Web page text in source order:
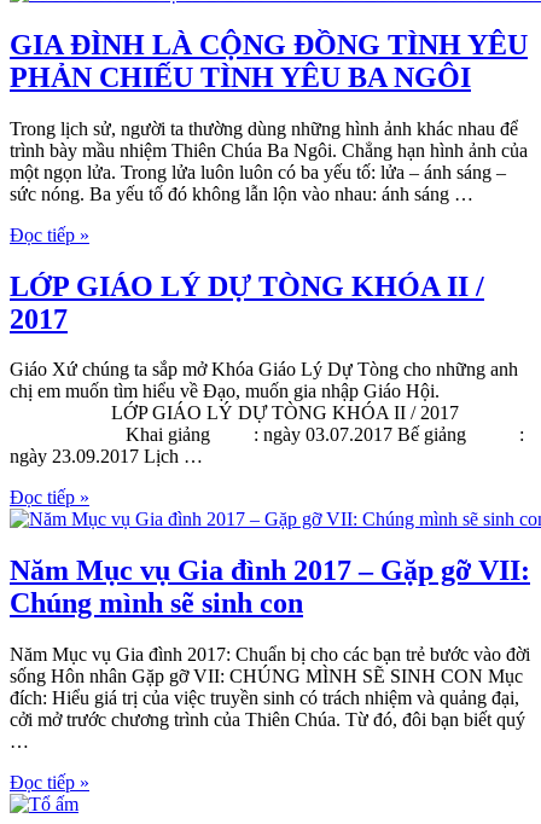
GIA ĐÌNH LÀ CỘNG ĐỒNG TÌNH YÊU
PHẢN CHIẾU TÌNH YÊU BA NGÔI
Trong lịch sử, người ta thường dùng những hình ảnh khác nhau để
trình bày mầu nhiệm Thiên Chúa Ba Ngôi. Chẳng hạn hình ảnh của
một ngọn lửa. Trong lửa luôn luôn có ba yếu tố: lửa – ánh sáng –
sức nóng. Ba yếu tố đó không lẫn lộn vào nhau: ánh sáng …
Đọc tiếp »
LỚP GIÁO LÝ DỰ TÒNG KHÓA II /
2017
Giáo Xứ chúng ta sắp mở Khóa Giáo Lý Dự Tòng cho những anh
chị em muốn tìm hiểu về Đạo, muốn gia nhập Giáo Hội.
LỚP GIÁO LÝ DỰ TÒNG KHÓA II / 2017
Khai giảng : ngày 03.07.2017 Bế giảng :
ngày 23.09.2017 Lịch …
Đọc tiếp »
Năm Mục vụ Gia đình 2017 – Gặp gỡ VII:
Chúng mình sẽ sinh con
Năm Mục vụ Gia đình 2017: Chuẩn bị cho các bạn trẻ bước vào đời
sống Hôn nhân Gặp gỡ VII: CHÚNG MÌNH SẼ SINH CON Mục
đích: Hiểu giá trị của việc truyền sinh có trách nhiệm và quảng đại,
cởi mở trước chương trình của Thiên Chúa. Từ đó, đôi bạn biết quý
…
Đọc tiếp »